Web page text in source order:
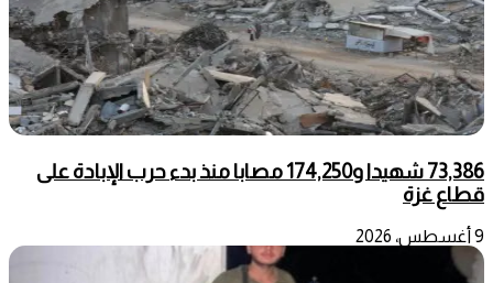
73,386 شهيدا و174,250 مصابا منذ بدء حرب الإبادة على
قطاع غزة
9 أغسطس، 2026